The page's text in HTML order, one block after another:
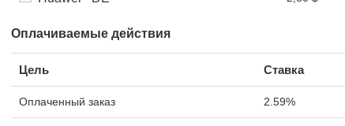
Оплачиваемые действия
Цель Ставка
Оплаченный заказ 2.59%